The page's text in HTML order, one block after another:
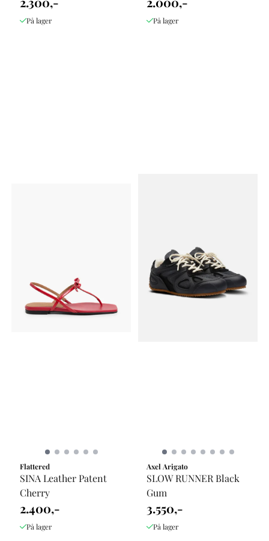
På lager På lager
Flattered
SINA Leather Patent
Cherry
2.400,-
På lager
Axel Arigato
SLOW RUNNER Black
Gum
3.550,-
På lager